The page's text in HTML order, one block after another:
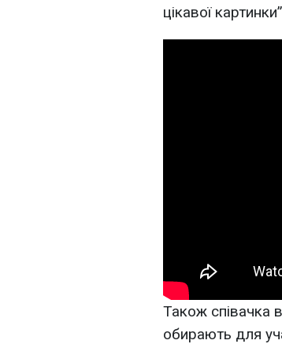
цікавої
Також співачка
обирають для